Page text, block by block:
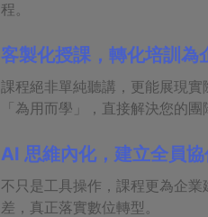
程。
客製化授課，轉化培訓為
課程絕非單純聽講，更能展現
「為用而學」，直接解決您的團
AI 思維內化，建立全員
不只是工具操作，課程更為企
差，真正落實數位轉型。